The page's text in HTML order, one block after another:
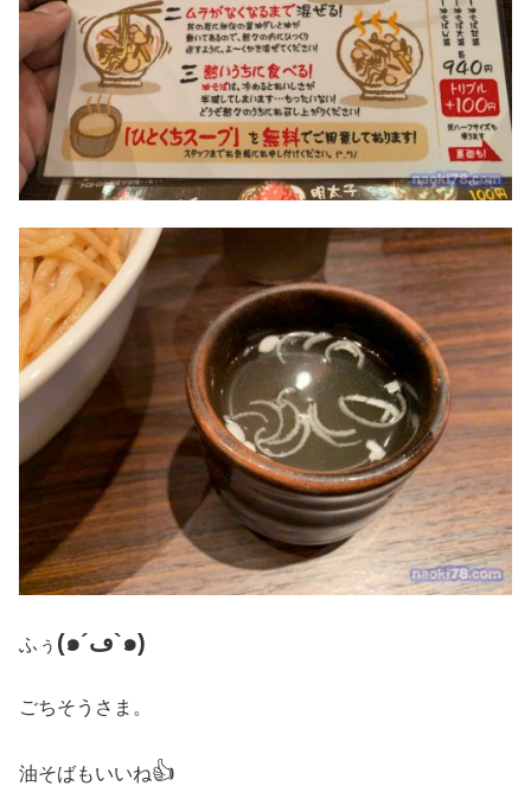
ふぅ (๑´ڡ`๑)
ごちそうさま。
油そばもいいね👍